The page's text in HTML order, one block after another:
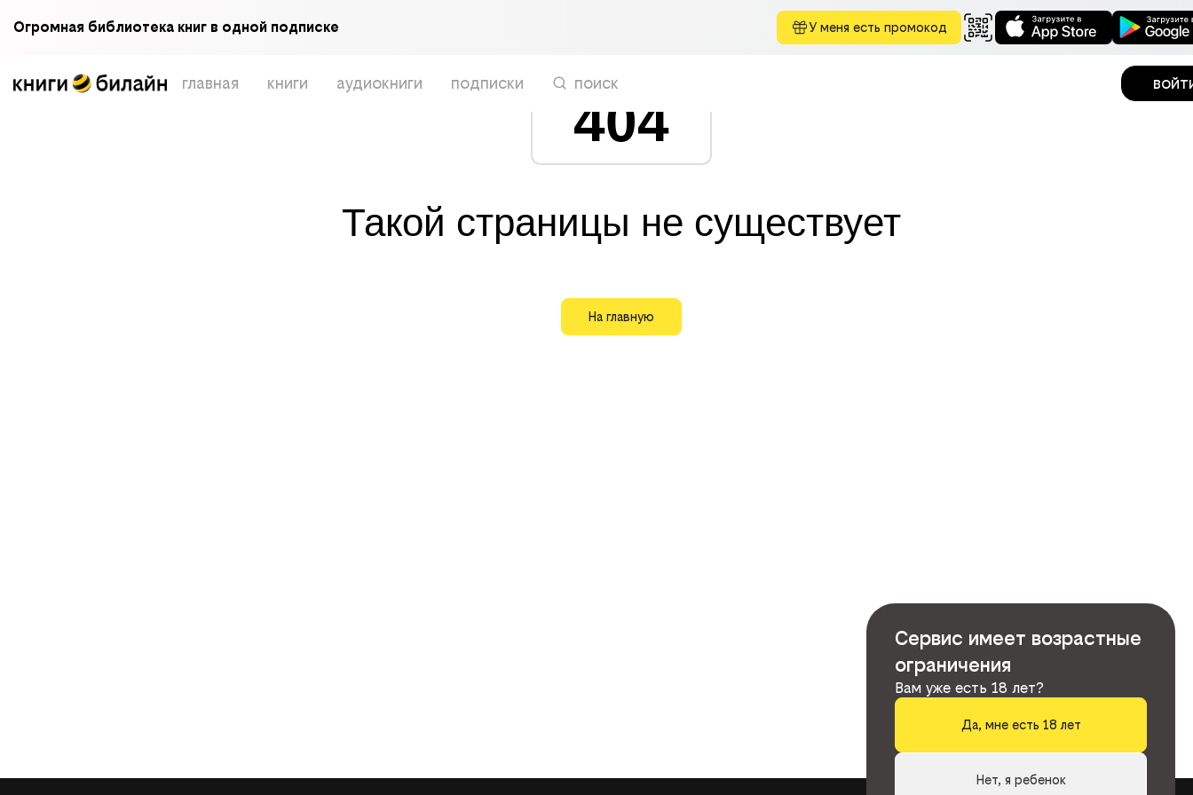
Огромная библиотека книг в одной подписке У меня есть промокод
главная книги аудиокниги подписки поиск
404
Такой страницы не существует
На главную
Сервис имеет возрастные
ограничения
Вам уже есть 18 лет?
Да, мне есть 18 лет
Нет, я ребенок